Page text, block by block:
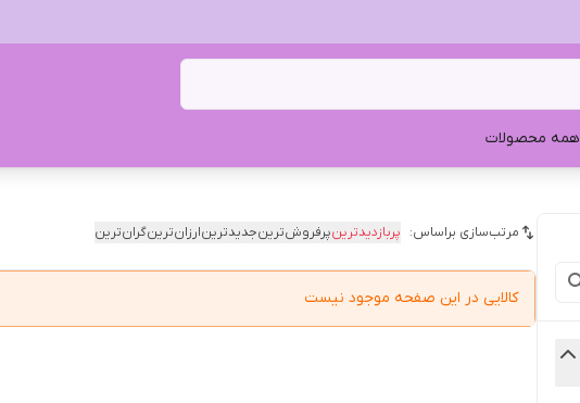
همه محصولات
مرتب‌سازی براساس: پربازدیدترینپرفروش‌ترینجدیدترینارزان‌ترینگران‌ترین
کالایی در این صفحه موجود نیست